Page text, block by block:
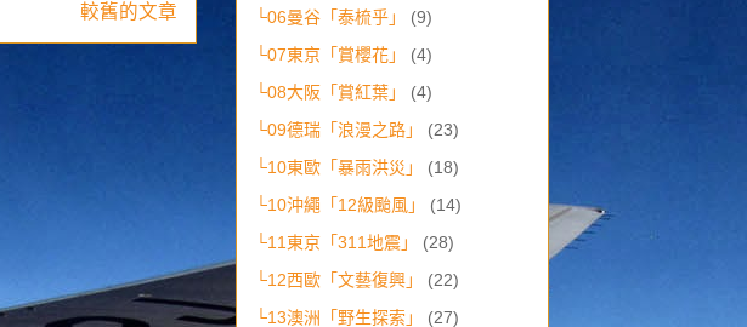
較舊的文章 └06曼谷「泰梳乎」
(9)
└07東京「賞櫻花」
(4)
└08大阪「賞紅葉」
(4)
└09德瑞「浪漫之路」
(23)
└10東歐「暴雨洪災」
(18)
└10沖繩「12級颱風」
(14)
└11東京「311地震」
(28)
└12西歐「文藝復興」
(22)
└13澳洲「野生探索」
(27)